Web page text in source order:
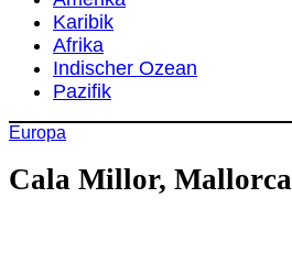
Karibik
Afrika
Indischer Ozean
Pazifik
Europa
Cala Millor, Mallorca